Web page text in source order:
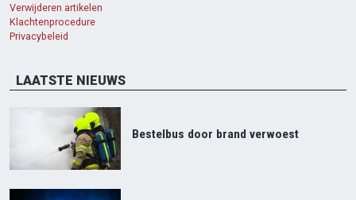
Verwijderen artikelen
Klachtenprocedure
Privacybeleid
LAATSTE NIEUWS
Bestelbus door brand verwoest